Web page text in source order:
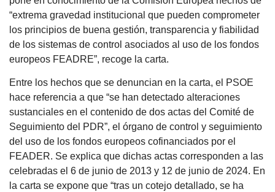
“extrema gravedad institucional que pueden comprometer
los principios de buena gestión, transparencia y fiabilidad
de los sistemas de control asociados al uso de los fondos
europeos FEADRE”, recoge la carta.
Entre los hechos que se denuncian en la carta, el PSOE
hace referencia a que “se han detectado alteraciones
sustanciales en el contenido de dos actas del Comité de
Seguimiento del PDR”, el órgano de control y seguimiento
del uso de los fondos europeos cofinanciados por el
FEADER. Se explica que dichas actas corresponden a las
celebradas el 6 de junio de 2013 y 12 de junio de 2024. En
la carta se expone que “tras un cotejo detallado, se ha